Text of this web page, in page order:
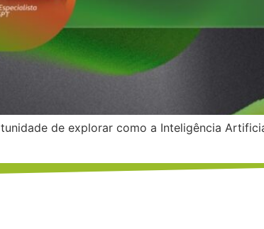
de explorar como a Inteligência